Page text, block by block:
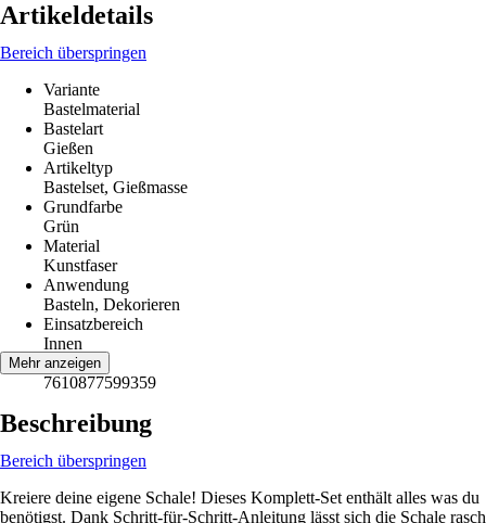
Artikeldetails
Bereich überspringen
Variante
Bastelmaterial
Bastelart
Gießen
Artikeltyp
Bastelset, Gießmasse
Grundfarbe
Grün
Material
Kunstfaser
Anwendung
Basteln, Dekorieren
Einsatzbereich
Innen
EAN
7610877599359
Mehr anzeigen
Beschreibung
Bereich überspringen
Kreiere deine eigene Schale! Dieses Komplett-Set enthält alles was du
benötigst. Dank Schritt-für-Schritt-Anleitung lässt sich die Schale rasch